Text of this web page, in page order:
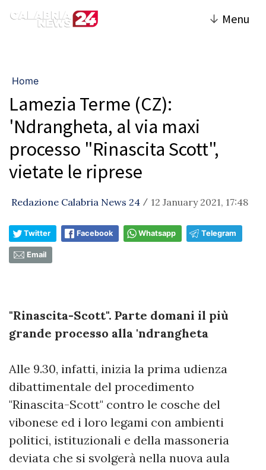
↓ Menu
Home
Lamezia Terme (CZ):
'Ndrangheta, al via maxi
processo "Rinascita Scott",
vietate le riprese
Redazione Calabria News 24 / 12 January 2021, 17:48
Twitter Facebook Whatsapp Telegram
Email
"Rinascita-Scott". Parte domani il più
grande processo alla 'ndrangheta
Alle 9.30, infatti, inizia la prima udienza
dibattimentale del procedimento
"Rinascita-Scott" contro le cosche del
vibonese ed i loro legami con ambienti
politici, istituzionali e della massoneria
deviata che si svolgerà nella nuova aula